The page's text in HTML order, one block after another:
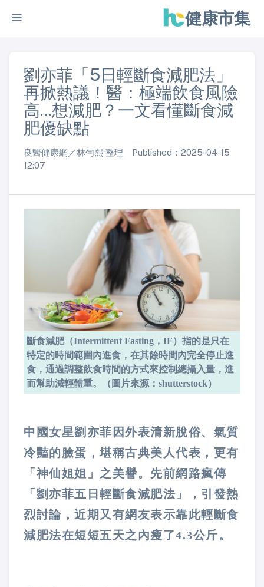
健康市集
劉亦菲「5日輕斷食減肥法」
再掀熱議！醫：極端飲食風險
高...想減肥？一文看懂斷食減
肥優缺點
良醫健康網／林勻熙 整理 Published：2025-04-15
12:07
斷食減肥（Intermittent Fasting，IF）指的是只在
特定的時間範圍內進食，在其餘時間內完全停止進
食，通過調整飲食時間的方式來控制總攝入量，進
而幫助減輕體重。（圖片來源：shutterstock）
中國女星劉亦菲因外表清新脫俗、氣質
冷豔的臉蛋，堪稱古典美人代表，更有
「神仙姐姐」之美譽。先前網路瘋傳
「劉亦菲五日輕斷食減肥法」，引發熱
烈討論，近期又有網友表示靠此輕斷食
減肥法在短短五天之內瘦了4.3公斤。